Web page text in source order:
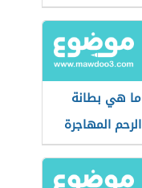
ما هي بطانة
الرحم المهاجرة